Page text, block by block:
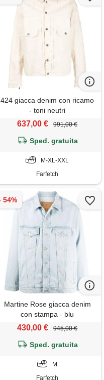
424 giacca denim con ricamo
- toni neutri
637,00 € 991,00 €
Sped. gratuita
M-XL-XXL
Farfetch
Martine Rose giacca denim
con stampa - blu
430,00 € 945,00 €
Sped. gratuita
M
Farfetch